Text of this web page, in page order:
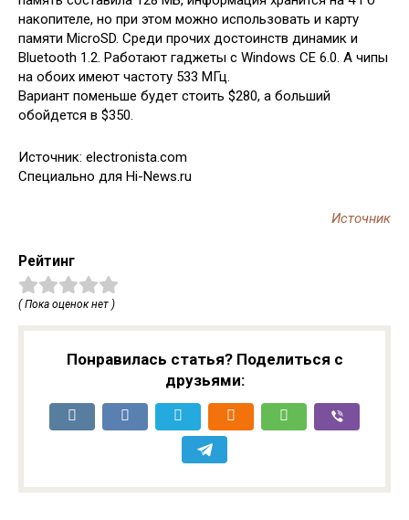
накопителе, но при этом можно использовать и карту
памяти MicroSD. Среди прочих достоинств динамик и
Bluetooth 1.2. Работают гаджеты с Windows CE 6.0. А чипы
на обоих имеют частоту 533 МГц.
Вариант поменьше будет стоить $280, а больший
обойдется в $350.
Источник: electronista.com
Специально для Hi-News.ru
Источник
Рейтинг
( Пока оценок нет )
Понравилась статья? Поделиться с
друзьями: